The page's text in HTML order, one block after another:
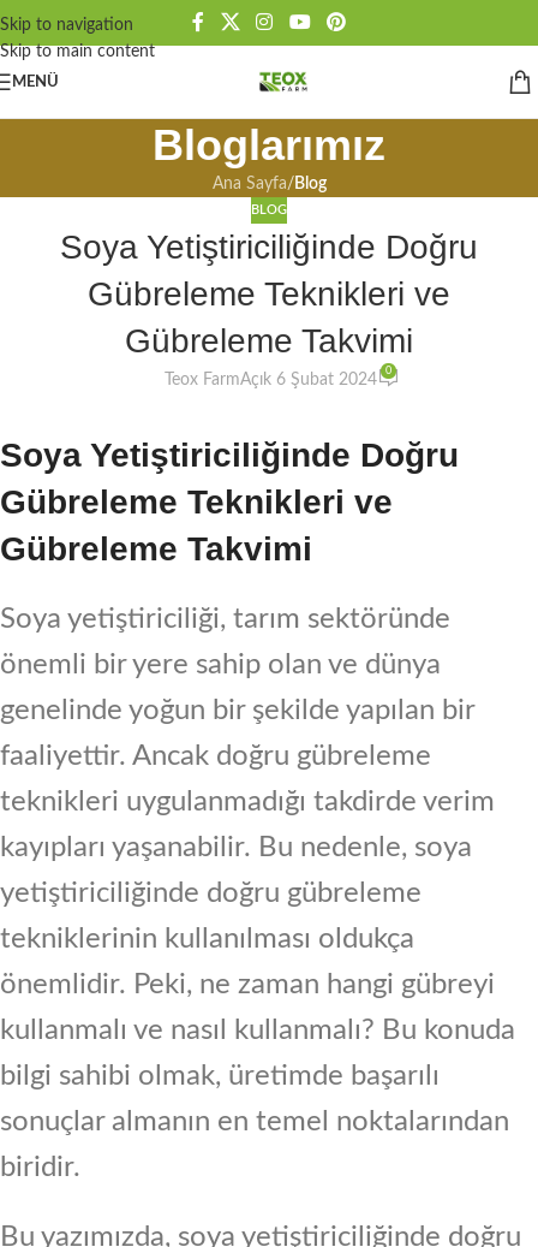
Skip to navigation
Skip to main content
MENÜ
Bloglarımız
Ana Sayfa/ Blog
BLOG
Soya Yetiştiriciliğinde Doğru
Gübreleme Teknikleri ve
Gübreleme Takvimi
Teox FarmAçık 6 Şubat 2024
0
Soya Yetiştiriciliğinde Doğru
Gübreleme Teknikleri ve
Gübreleme Takvimi
Soya yetiştiriciliği, tarım sektöründe
önemli bir yere sahip olan ve dünya
genelinde yoğun bir şekilde yapılan bir
faaliyettir. Ancak doğru gübreleme
teknikleri uygulanmadığı takdirde verim
kayıpları yaşanabilir. Bu nedenle, soya
yetiştiriciliğinde doğru gübreleme
tekniklerinin kullanılması oldukça
önemlidir. Peki, ne zaman hangi gübreyi
kullanmalı ve nasıl kullanmalı? Bu konuda
bilgi sahibi olmak, üretimde başarılı
sonuçlar almanın en temel noktalarından
biridir.
Bu yazımızda, soya yetiştiriciliğinde doğru